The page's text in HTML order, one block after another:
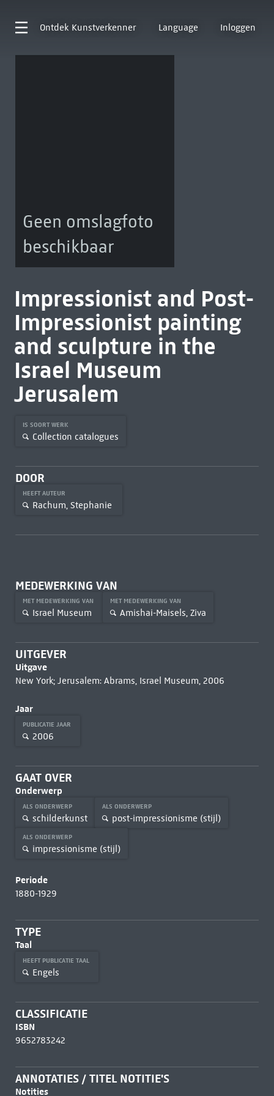
Ontdek Kunstverkenner Language Inloggen
Geen omslagfoto
beschikbaar
Impressionist and Post-
Impressionist painting
and sculpture in the
Israel Museum
Jerusalem
IS SOORT WERK
Collection catalogues
DOOR
HEEFT AUTEUR
Rachum, Stephanie
MEDEWERKING VAN
MET MEDEWERKING VAN
Israel Museum
MET MEDEWERKING VAN
Amishai-Maisels, Ziva
UITGEVER
Uitgave
New York; Jerusalem: Abrams, Israel Museum, 2006
Jaar
PUBLICATIE JAAR
2006
GAAT OVER
Onderwerp
ALS ONDERWERP
schilderkunst
ALS ONDERWERP
post-impressionisme (stijl)
ALS ONDERWERP
impressionisme (stijl)
Periode
1880-1929
TYPE
Taal
HEEFT PUBLICATIE TAAL
Engels
CLASSIFICATIE
ISBN
9652783242
ANNOTATIES / TITEL NOTITIE'S
Notities